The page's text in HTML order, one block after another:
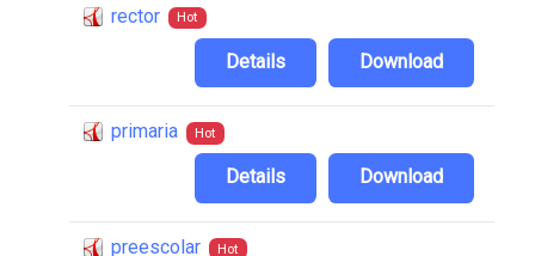
rector Hot
Download
Details
primaria Hot
Download
Details
preescolar Hot